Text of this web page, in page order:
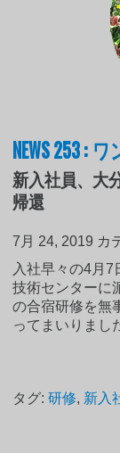
NEWS 253 :
新入社員、大
帰還
7月 24, 2019 カ
入社早々の4月7
技術センターに
の合宿研修を無
ってまいりまし
タグ:研修, 新入